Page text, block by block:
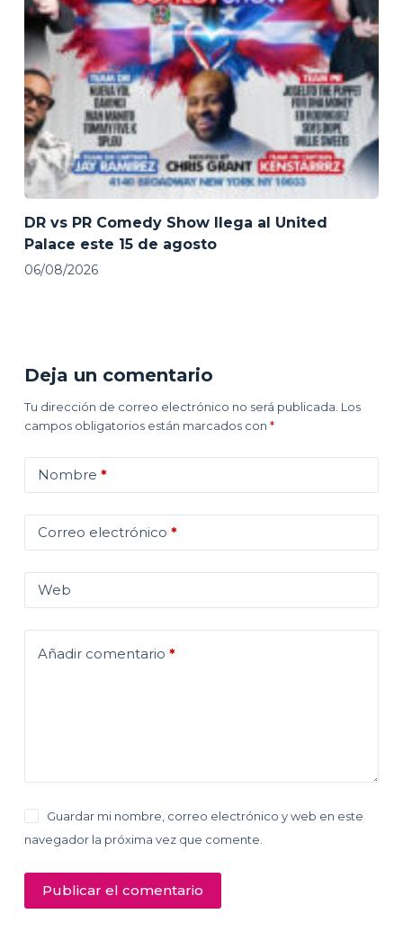
DR vs PR Comedy Show llega al United
Palace este 15 de agosto
06/08/2026
Deja un comentario
Tu dirección de correo electrónico no será publicada. Los
campos obligatorios están marcados con *
Nombre *
Correo electrónico *
Web
Añadir comentario *
Guardar mi nombre, correo electrónico y web en este
navegador la próxima vez que comente.
Publicar el comentario